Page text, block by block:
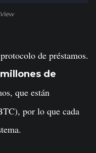
de préstamos.
de
que están
por lo que cada